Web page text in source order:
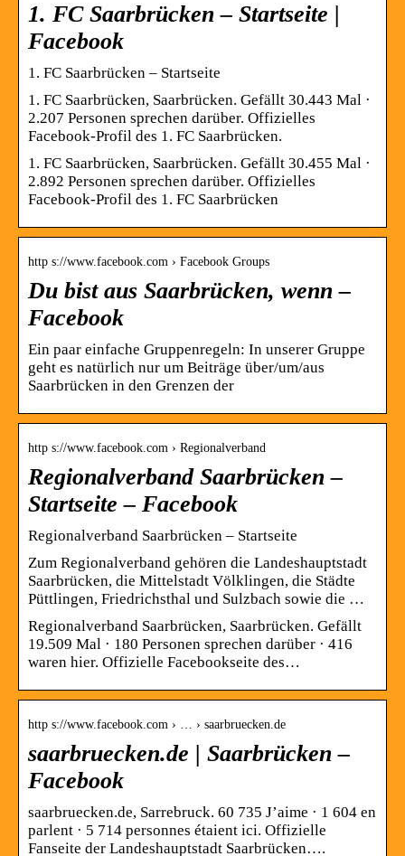
1. FC Saarbrücken – Startseite |
Facebook
1. FC Saarbrücken – Startseite
1. FC Saarbrücken, Saarbrücken. Gefällt 30.443 Mal ·
2.207 Personen sprechen darüber. Offizielles
Facebook-Profil des 1. FC Saarbrücken.
1. FC Saarbrücken, Saarbrücken. Gefällt 30.455 Mal ·
2.892 Personen sprechen darüber. Offizielles
Facebook-Profil des 1. FC Saarbrücken
http s://www.facebook.com › Facebook Groups
Du bist aus Saarbrücken, wenn –
Facebook
Ein paar einfache Gruppenregeln: In unserer Gruppe
geht es natürlich nur um Beiträge über/um/aus
Saarbrücken in den Grenzen der
http s://www.facebook.com › Regionalverband
Regionalverband Saarbrücken –
Startseite – Facebook
Regionalverband Saarbrücken – Startseite
Zum Regionalverband gehören die Landeshauptstadt
Saarbrücken, die Mittelstadt Völklingen, die Städte
Püttlingen, Friedrichsthal und Sulzbach sowie die …
Regionalverband Saarbrücken, Saarbrücken. Gefällt
19.509 Mal · 180 Personen sprechen darüber · 416
waren hier. Offizielle Facebookseite des…
http s://www.facebook.com › … › saarbruecken.de
saarbruecken.de | Saarbrücken –
Facebook
saarbruecken.de, Sarrebruck. 60 735 J’aime · 1 604 en
parlent · 5 714 personnes étaient ici. Offizielle
Fanseite der Landeshauptstadt Saarbrücken….